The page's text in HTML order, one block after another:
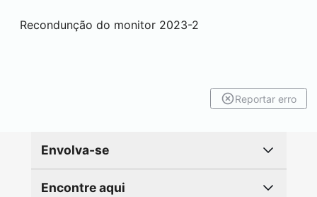
Recondunção do monitor 2023-2
Reportar erro
Envolva-se
Encontre aqui